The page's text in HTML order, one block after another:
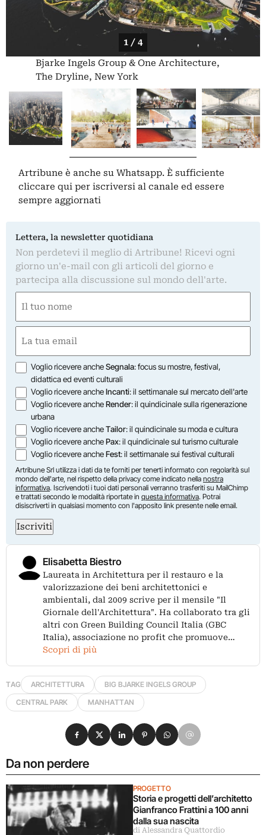
1 / 4
Bjarke Ingels Group & One Architecture,
The Dryline, New York
Artribune è anche su Whatsapp. È sufficiente
cliccare qui per iscriversi al canale ed essere
sempre aggiornati
Lettera, la newsletter quotidiana
Non perdetevi il meglio di Artribune! Ricevi ogni
giorno un'e-mail con gli articoli del giorno e
partecipa alla discussione sul mondo dell'arte.
(Obbligatorio)
Nome
(Obbligatorio)
Opzioni
Voglio ricevere ancheSegnala: focus su mostre, festival,
didattica ed eventi culturali
Voglio ricevere ancheIncanti: il settimanale sul mercato dell'arte
Voglio ricevere ancheRender: il quindicinale sulla rigenerazione
urbana
Voglio ricevere ancheTailor: il quindicinale su moda e cultura
Voglio ricevere anchePax: il quindicinale sul turismo culturale
Voglio ricevere ancheFest: il settimanale sui festival culturali
Artribune Srl utilizza i dati da te forniti per tenerti informato con regolarità sul
mondo dell'arte, nel rispetto della privacy come indicato nella nostra
informativa. Iscrivendoti i tuoi dati personali verranno trasferiti su MailChimp
e trattati secondo le modalità riportate in questa informativa. Potrai
disiscriverti in qualsiasi momento con l'apposito link presente nelle email.
Iscriviti
Elisabetta Biestro
Laureata in Architettura per il restauro e la
valorizzazione dei beni architettonici e
ambientali, dal 2009 scrive per il mensile "Il
Giornale dell'Architettura". Ha collaborato tra gli
altri con Green Building Council Italia (GBC
Italia), associazione no profit che promuove…
Scopri di più
TAG ARCHITETTURA
BIG BJARKE INGELS GROUP
CENTRAL PARK
MANHATTAN
Da non perdere
PROGETTO
Storia e progetti dell’architetto
Gianfranco Frattini a 100 anni
dalla sua nascita
di Alessandra Quattordio
Condividi su Facebook
Condividi su X
Condividi su LinkedIn
Condividi su Pinterest
Condividi su WhatsApp
Condividi su Email